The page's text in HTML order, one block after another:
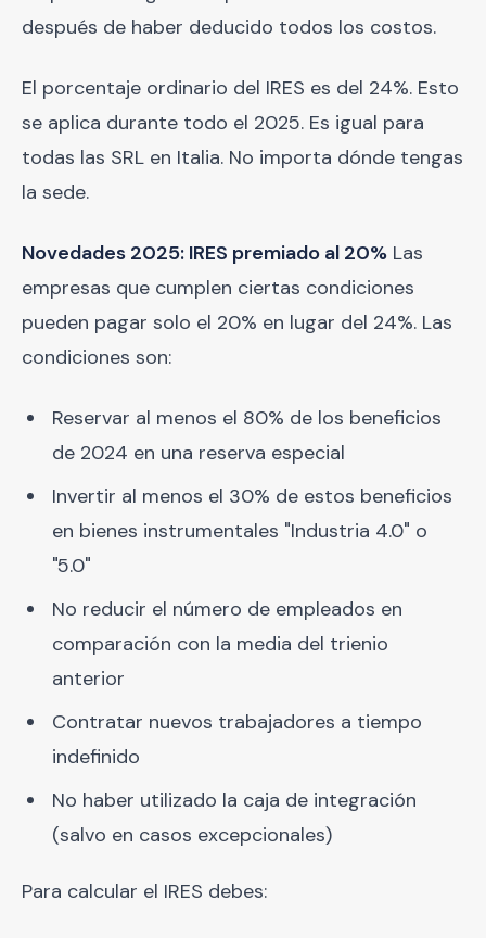
después de haber deducido todos los costos.
El porcentaje ordinario del IRES es del 24%. Esto
se aplica durante todo el 2025. Es igual para
todas las SRL en Italia. No importa dónde tengas
la sede.
Novedades 2025: IRES premiado al 20% Las
empresas que cumplen ciertas condiciones
pueden pagar solo el 20% en lugar del 24%. Las
condiciones son:
Reservar al menos el 80% de los beneficios
de 2024 en una reserva especial
Invertir al menos el 30% de estos beneficios
en bienes instrumentales "Industria 4.0" o
"5.0"
No reducir el número de empleados en
comparación con la media del trienio
anterior
Contratar nuevos trabajadores a tiempo
indefinido
No haber utilizado la caja de integración
(salvo en casos excepcionales)
Para calcular el IRES debes: